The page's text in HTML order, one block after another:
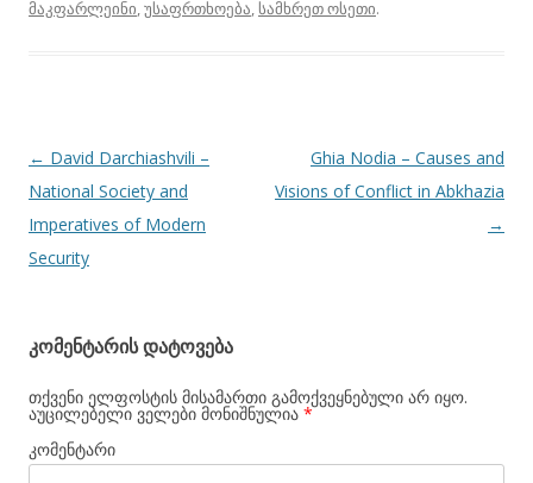
მაკფარლეინი,უსაფრთხოება,სამხრეთ ოსეთი.
პოსტის
ნავიგაცია
← David Darchiashvili –
National Society and
Imperatives of Modern
Security
Ghia Nodia – Causes and
Visions of Conflict in Abkhazia
→
კომენტარის დატოვება
თქვენი ელფოსტის მისამართი გამოქვეყნებული არ იყო.
აუცილებელი ველები მონიშნულია *
კომენტარი